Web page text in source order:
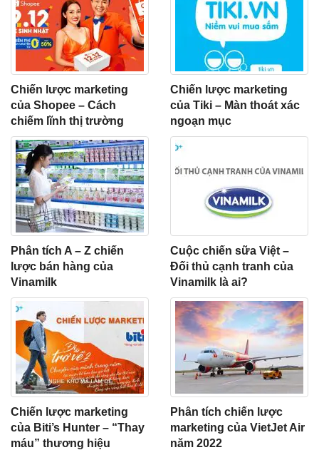
Chiến lược marketing
của Shopee – Cách
chiếm lĩnh thị trường
Chiến lược marketing
của Tiki – Màn thoát xác
ngoạn mục
Phân tích A – Z chiến
lược bán hàng của
Vinamilk
Cuộc chiến sữa Việt –
Đối thủ cạnh tranh của
Vinamilk là ai?
Chiến lược marketing
của Biti’s Hunter – “Thay
máu” thương hiệu
Phân tích chiến lược
marketing của VietJet Air
năm 2022